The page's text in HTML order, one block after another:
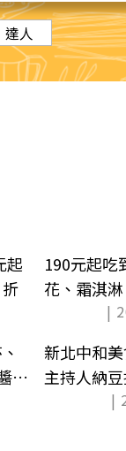
達人
起
190元起吃
花、霜淇
|
新北中和
主持人納
|